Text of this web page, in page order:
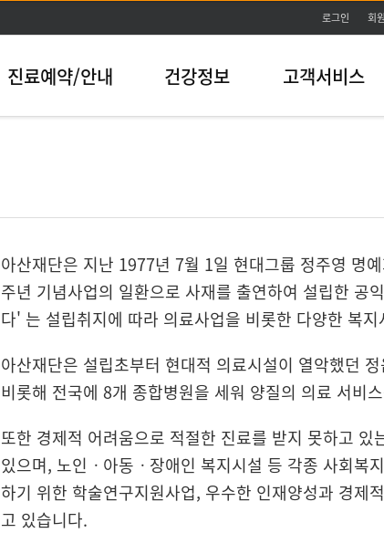
본문바로가기
로그인 회
진료예약/안내 건강정보 고객서비스
아산재단은 지난 1977년 7월 1일 현대그룹 정주영 명
주년 기념사업의 일환으로 사재를 출연하여 설립한 공
다' 는 설립취지에 따라 의료사업을 비롯한 다양한 복
아산재단은 설립초부터 현대적 의료시설이 열악했던
비롯해 전국에 8개 종합병원을 세워 양질의 의료 서비
또한 경제적 어려움으로 적절한 진료를 받지 못하고
있으며, 노인ㆍ아동ㆍ장애인 복지시설 등 각종 사회복
하기 위한 학술연구지원사업, 우수한 인재양성과 경제
고 있습니다.